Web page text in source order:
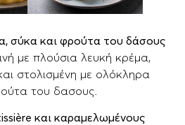
σύκα και φρούτα του δάσους
με πλούσια λευκή κρέμα,
στολισμένη με ολόκληρα
του δασους.
και καραμελωμένους